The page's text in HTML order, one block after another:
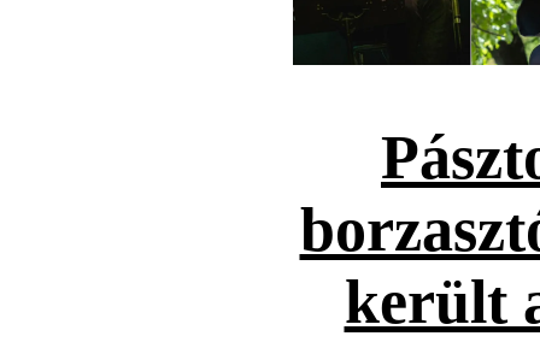
került